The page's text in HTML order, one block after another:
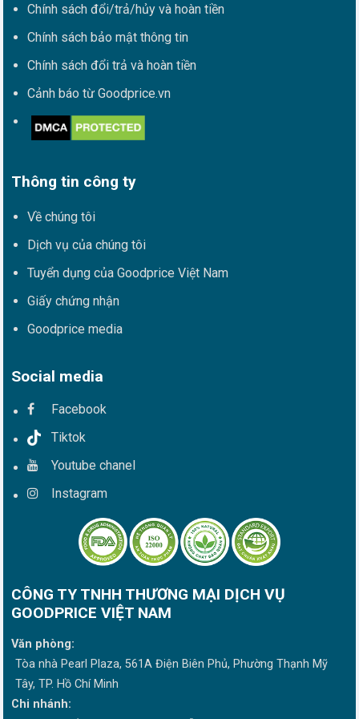
Chính sách đổi/trả/hủy và hoàn tiền
Chính sách bảo mật thông tin
Chính sách đổi trả và hoàn tiền
Cảnh báo từ Goodprice.vn
Thông tin công ty
Về chúng tôi
Dịch vụ của chúng tôi
Tuyển dụng của Goodprice Việt Nam
Giấy chứng nhận
Goodprice media
Social media
Facebook
Tiktok
Youtube chanel
Instagram
CÔNG TY TNHH THƯƠNG MẠI DỊCH VỤ
GOODPRICE VIỆT NAM
Văn phòng:
Tòa nhà Pearl Plaza, 561A Điện Biên Phủ, Phường Thạnh Mỹ
Tây, TP. Hồ Chí Minh
Chi nhánh: